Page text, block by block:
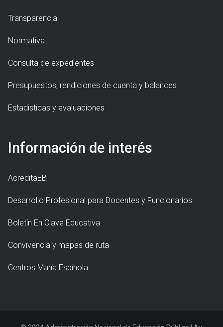
Transparencia
Normativa
Consulta de expedientes
Presupuestos, rendiciones de cuenta y balances
Estadisticas y evaluaciones
Información de interés
AcreditaEB
Desarrollo Profesional para Docentes y Funcionarios
Boletín En Clave Educativa
Convivencia y mapas de ruta
Centros María Espínola